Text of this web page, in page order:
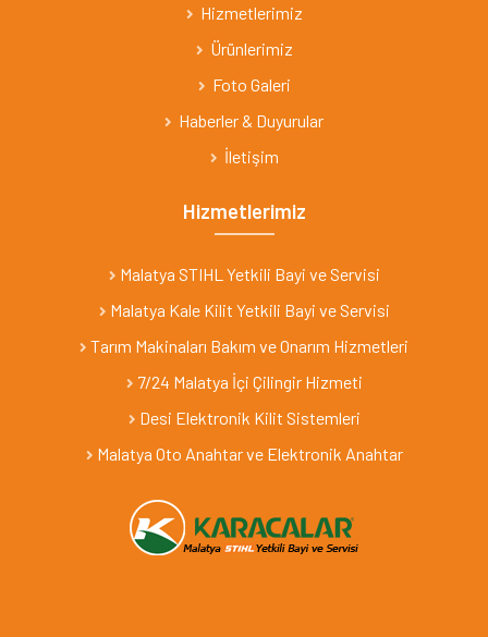
Hizmetlerimiz
Ürünlerimiz
Foto Galeri
Haberler & Duyurular
İletişim
Hizmetlerimiz
Malatya STIHL Yetkili Bayi ve Servisi
Malatya Kale Kilit Yetkili Bayi ve Servisi
Tarım Makinaları Bakım ve Onarım Hizmetleri
7/24 Malatya İçi Çilingir Hizmeti
Desi Elektronik Kilit Sistemleri
Malatya Oto Anahtar ve Elektronik Anahtar